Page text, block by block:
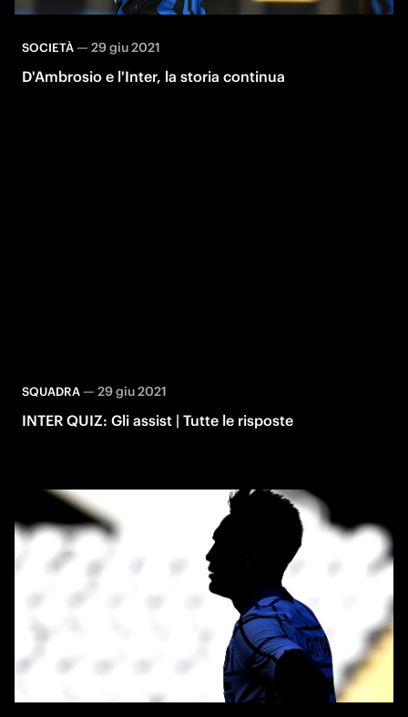
SOCIETÀ— 29 giu 2021
D'Ambrosio e l'Inter, la storia continua
SQUADRA— 29 giu 2021
INTER QUIZ: Gli assist | Tutte le risposte